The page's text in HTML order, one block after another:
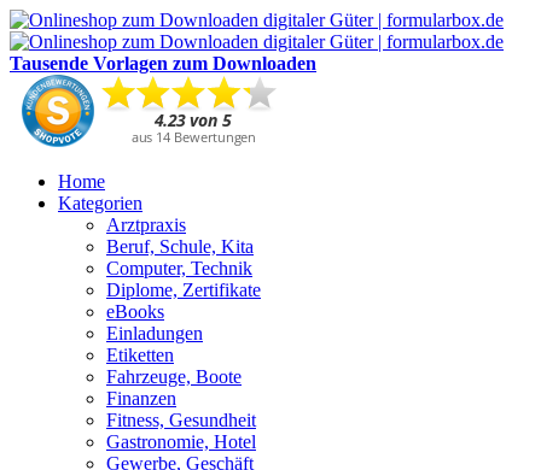
Tausende Vorlagen zum Downloaden
Home
Kategorien
Arztpraxis
Beruf, Schule, Kita
Computer, Technik
Diplome, Zertifikate
eBooks
Einladungen
Etiketten
Fahrzeuge, Boote
Finanzen
Fitness, Gesundheit
Gastronomie, Hotel
Gewerbe, Geschäft